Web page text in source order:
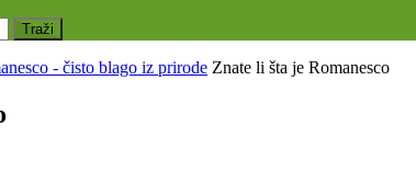
- čisto blago iz prirode Znate li šta je Romanesco